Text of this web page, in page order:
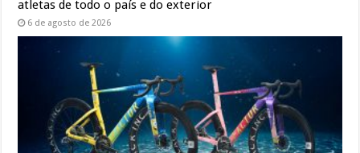
atletas de todo o país e do exterior
6 de agosto de 2026